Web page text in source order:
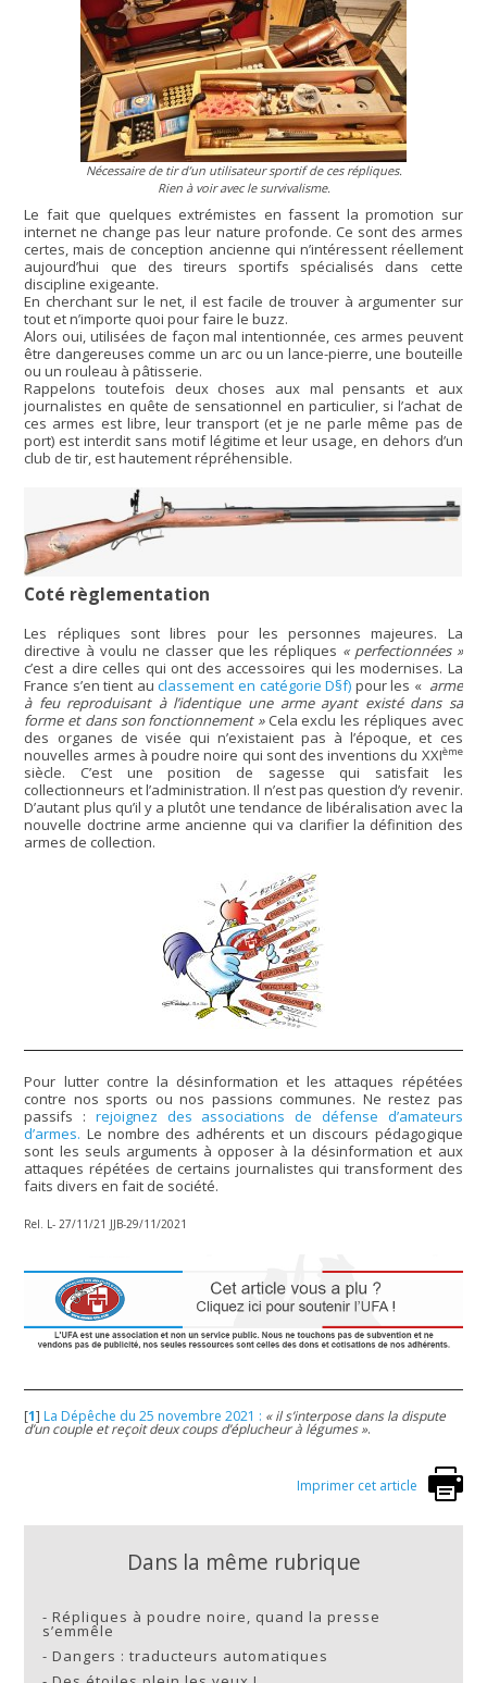
Nécessaire de tir d’un utilisateur sportif de ces répliques.
Rien à voir avec le survivalisme.
Le fait que quelques extrémistes en fassent la promotion sur
internet ne change pas leur nature profonde. Ce sont des armes
certes, mais de conception ancienne qui n’intéressent réellement
aujourd’hui que des tireurs sportifs spécialisés dans cette
discipline exigeante.
En cherchant sur le net, il est facile de trouver à argumenter sur
tout et n’importe quoi pour faire le buzz.
Alors oui, utilisées de façon mal intentionnée, ces armes peuvent
être dangereuses comme un arc ou un lance-pierre, une bouteille
ou un rouleau à pâtisserie.
Rappelons toutefois deux choses aux mal pensants et aux
journalistes en quête de sensationnel en particulier, si l’achat de
ces armes est libre, leur transport (et je ne parle même pas de
port) est interdit sans motif légitime et leur usage, en dehors d’un
club de tir, est hautement répréhensible.
Coté règlementation
Les répliques sont libres pour les personnes majeures. La
directive à voulu ne classer que les répliques « perfectionnées »
c’est a dire celles qui ont des accessoires qui les modernises. La
France s’en tient auclassement en catégorie D§f) pour les « arme
à feu reproduisant à l’identique une arme ayant existé dans sa
forme et dans son fonctionnement » Cela exclu les répliques avec
des organes de visée qui n’existaient pas à l’époque, et ces
nouvelles armes à poudre noire qui sont des inventions du XXIème
siècle. C’est une position de sagesse qui satisfait les
collectionneurs et l’administration. Il n’est pas question d’y revenir.
D’autant plus qu’il y a plutôt une tendance de libéralisation avec la
nouvelle doctrine arme ancienne qui va clarifier la définition des
armes de collection.
Pour lutter contre la désinformation et les attaques répétées
contre nos sports ou nos passions communes. Ne restez pas
passifs : rejoignez des associations de défense d’amateurs
d’armes. Le nombre des adhérents et un discours pédagogique
sont les seuls arguments à opposer à la désinformation et aux
attaques répétées de certains journalistes qui transforment des
faits divers en fait de société.
Rel. L- 27/11/21 JJB-29/11/2021
[1] La Dépêche du 25 novembre 2021 : « il s’interpose dans la dispute
d’un couple et reçoit deux coups d’éplucheur à légumes ».
Imprimer cet article
Dans la même rubrique
-Répliques à poudre noire, quand la presse
s’emmêle
-Dangers : traducteurs automatiques